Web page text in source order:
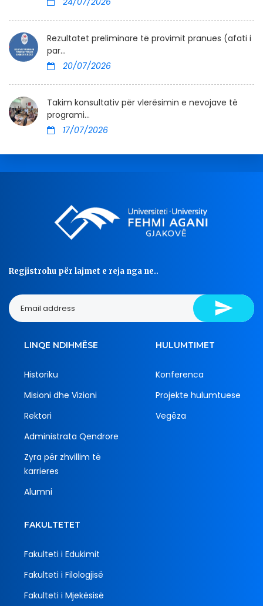
Rezultatet preliminare të provimit pranues (afati i
par...
20/07/2026
Takim konsultativ për vlerësimin e nevojave të
programi...
17/07/2026
Regjistrohu për lajmet e reja nga ne..
LINQE NDIHMËSE
Historiku
Misioni dhe Vizioni
Rektori
Administrata Qendrore
Zyra për zhvillim të
karrieres
Alumni
HULUMTIMET
Konferenca
Projekte hulumtuese
Vegëza
FAKULTETET
Fakulteti i Edukimit
Fakulteti i Filologjisë
Fakulteti i Mjekësisë